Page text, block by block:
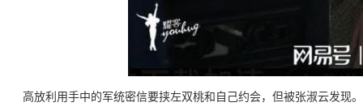
高放利用手中的军统密信要挟左双桃和自己约会，但被张淑云发现